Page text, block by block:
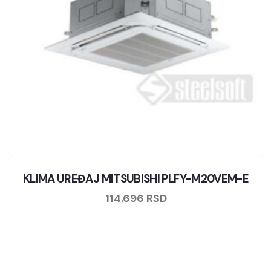
KLIMA UREĐAJ MITSUBISHI PLFY-M20VEM-E
114.696 RSD